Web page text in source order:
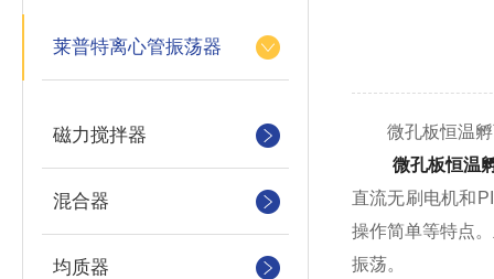
莱普特离心管振荡器
磁力搅拌器
混合器
均质器
微孔板恒温孵
微孔板恒温
直流无刷电机和
操作简单等特点
振荡。